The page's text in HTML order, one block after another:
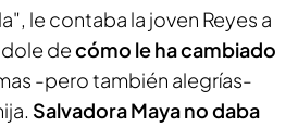
le contaba la joven Reyes a
decómo le ha cambiado
-pero también alegrías-
Salvadora Maya no daba